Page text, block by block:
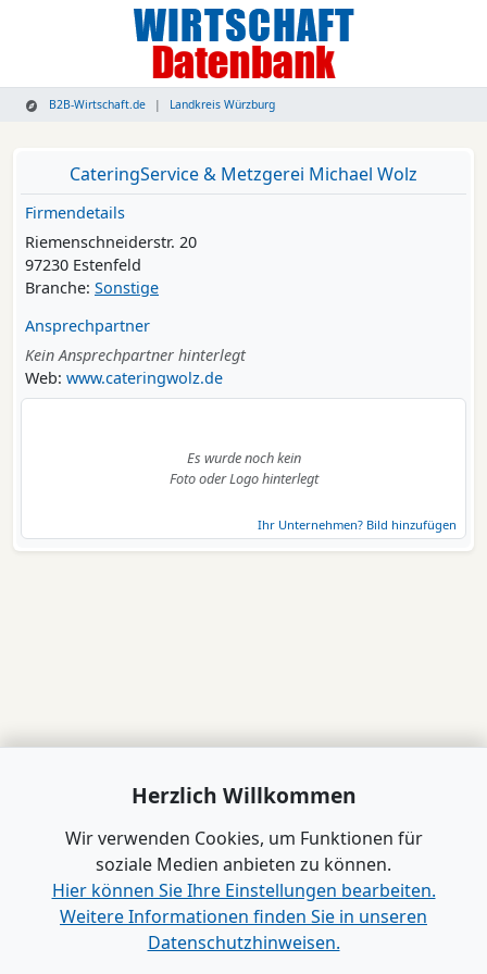
B2B-Wirtschaft.de Landkreis Würzburg
CateringService & Metzgerei Michael Wolz
Firmendetails
Riemenschneiderstr. 20
97230 Estenfeld
Branche: Sonstige
Ansprechpartner
Kein Ansprechpartner hinterlegt
Web: www.cateringwolz.de
Es wurde noch kein
Foto oder Logo hinterlegt
Ihr Unternehmen? Bild hinzufügen
Herzlich Willkommen
Wir verwenden Cookies, um Funktionen für
soziale Medien anbieten zu können.
Hier können Sie Ihre Einstellungen bearbeiten.
Weitere Informationen finden Sie in unseren
Datenschutzhinweisen.